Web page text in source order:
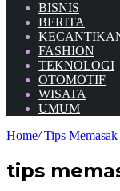
BISNIS
BERITA
FASHION
TEKNOLOGI
OTOMOTIF
WISATA
UMUM
Home/Tips Memasak
tips